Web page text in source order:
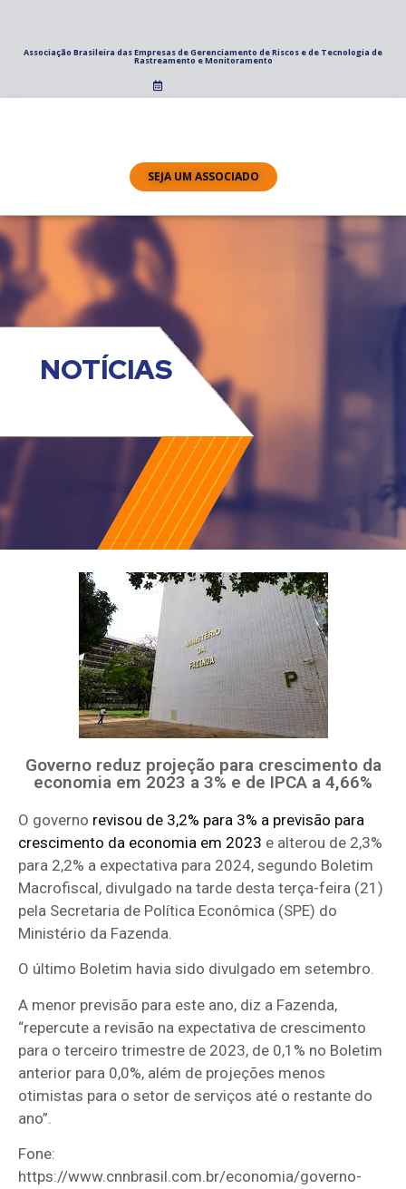
Associação Brasileira das Empresas de Gerenciamento de Riscos e de Tecnologia de
Rastreamento e Monitoramento
SEJA UM ASSOCIADO
NOTÍCIAS
Governo reduz projeção para crescimento da
economia em 2023 a 3% e de IPCA a 4,66%
O governo revisou de 3,2% para 3% a previsão para
crescimento da economia em 2023 e alterou de 2,3%
para 2,2% a expectativa para 2024, segundo Boletim
Macrofiscal, divulgado na tarde desta terça-feira (21)
pela Secretaria de Política Econômica (SPE) do
Ministério da Fazenda.
O último Boletim havia sido divulgado em setembro.
A menor previsão para este ano, diz a Fazenda,
“repercute a revisão na expectativa de crescimento
para o terceiro trimestre de 2023, de 0,1% no Boletim
anterior para 0,0%, além de projeções menos
otimistas para o setor de serviços até o restante do
ano”.
Fone:
https://www.cnnbrasil.com.br/economia/governo-